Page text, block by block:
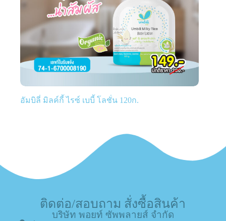
อัมบิลี่ มิลค์กี้ ไรซ์ เบบี้ โลชั่น 120ก.
ติดต่อ/สอบถาม สั่งซื้อสินค้า
บริษัท พอยท์ ซัพพลายส์ จำกัด